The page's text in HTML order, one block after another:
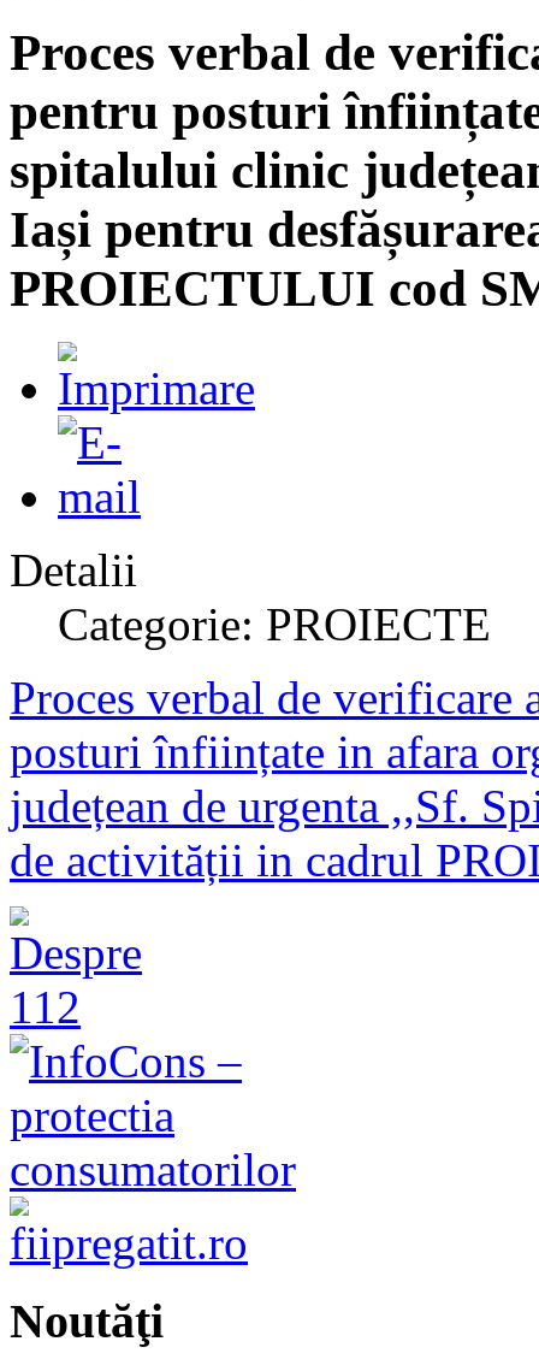
Proces verbal de
pentru posturi
spitalului clinic
Iași pentru
PROIECTULUI cod
Detalii
Categorie: PROIECTE
Proces verbal de
posturi înființate in afara
județean de urgenta ,,Sf.
de activității in cadrul
Noutăţi